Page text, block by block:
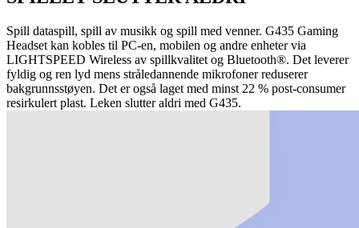
Spill dataspill, spill av musikk og spill med venner. G435 Gaming
Headset kan kobles til PC-en, mobilen og andre enheter via
LIGHTSPEED Wireless av spillkvalitet og Bluetooth®. Det leverer
fyldig og ren lyd mens stråledannende mikrofoner reduserer
bakgrunnsstøyen. Det er også laget med minst 22 % post-consumer
resirkulert plast. Leken slutter aldri med G435.